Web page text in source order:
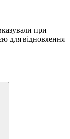
при
для відновлення